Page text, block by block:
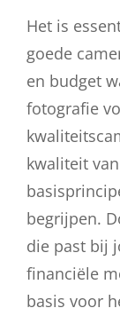
Het is
goede
en budget
fotografie
kwaliteit
begrijpen.
die past bij
financiële
basis voor